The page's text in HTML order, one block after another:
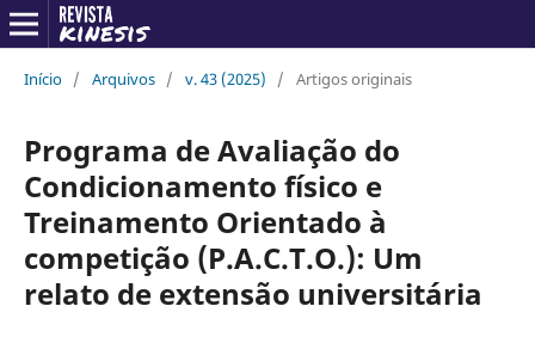
Início / Arquivos / v. 43 (2025) / Artigos originais
Programa de Avaliação do
Condicionamento físico e
Treinamento Orientado à
competição (P.A.C.T.O.): Um
relato de extensão universitária